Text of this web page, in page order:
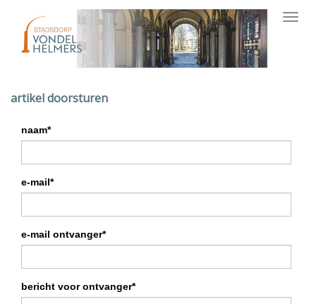
artikel doorsturen
naam*
e-mail*
e-mail ontvanger*
bericht voor ontvanger*